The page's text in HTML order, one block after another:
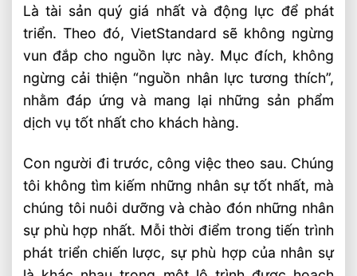
Là tài sản quý giá nhất và động lực để phát
triển. Theo đó, VietStandard sẽ không ngừng
vun đắp cho nguồn lực này. Mục đích, không
ngừng cải thiện “nguồn nhân lực tương thích”,
nhằm đáp ứng và mang lại những sản phẩm
dịch vụ tốt nhất cho khách hàng.
Con người đi trước, công việc theo sau. Chúng
tôi không tìm kiếm những nhân sự tốt nhất, mà
chúng tôi nuôi dưỡng và chào đón những nhân
sự phù hợp nhất. Mỗi thời điểm trong tiến trình
phát triển chiến lược, sự phù hợp của nhân sự